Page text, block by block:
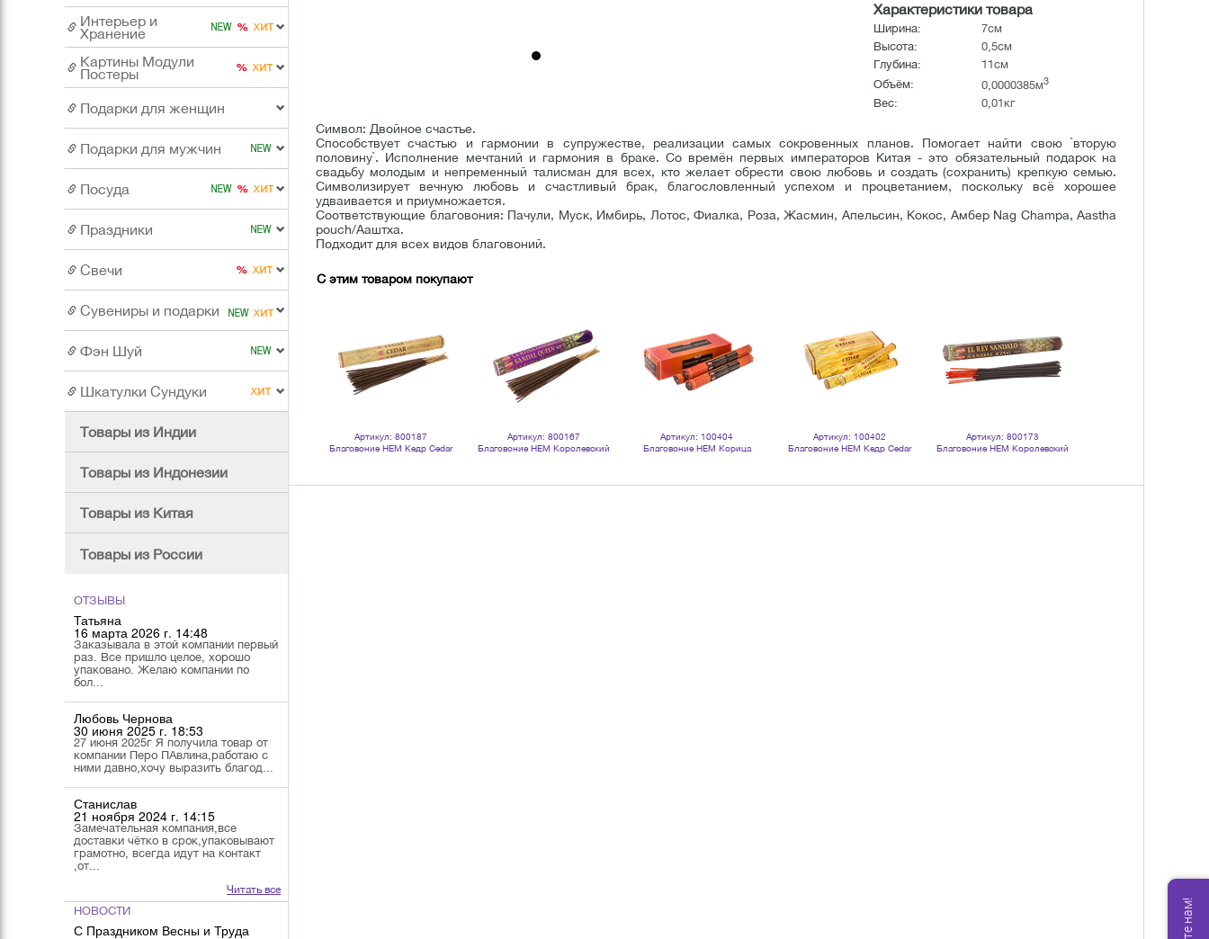
Интерьер и
Хранение
Картины Модули
Постеры
Подарки для женщин
Подарки для мужчин
Посуда
Праздники
Свечи
Сувениры и подарки
Фэн Шуй
Шкатулки Сундуки
Товары из Индии
Товары из Индонезии
Товары из Китая
Товары из России
ОТЗЫВЫ
Татьяна
16 марта 2026 г. 14:48
Заказывала в этой компании первый
раз. Все пришло целое, хорошо
упаковано. Желаю компании по
бол...
Любовь Чернова
30 июня 2025 г. 18:53
27 июня 2025г Я получила товар от
компании Перо ПАвлина,работаю с
ними давно,хочу выразить благод...
Станислав
21 ноября 2024 г. 14:15
Замечательная компания,все
доставки чётко в срок,упаковывают
грамотно, всегда идут на контакт
,от...
Читать все
НОВОСТИ
С Праздником Весны и Труда
Характеристики товара
Ширина:
7см
Высота:
0,5см
Глубина:
11см
Объём:
0,0000385м3
Вес: 0,01кг
Символ: Двойное счастье.
Способствует счастью и гармонии в супружестве, реализации самых сокровенных планов. Помогает найти свою `вторую
половину`. Исполнение мечтаний и гармония в браке. Со времён первых императоров Китая - это обязательный подарок на
свадьбу молодым и непременный талисман для всех, кто желает обрести свою любовь и создать (сохранить) крепкую семью.
Символизирует вечную любовь и счастливый брак, благословленный успехом и процветанием, поскольку всё хорошее
удваивается и приумножается.
Соответствующие благовония: Пачули, Муск, Имбирь, Лотос, Фиалка, Роза, Жасмин, Апельсин, Кокос, Амбер Nag Champa, Aastha
pouch/Ааштха.
Подходит для всех видов благовоний.
С этим товаром покупают
Артикул: 100058
упаковка 6 шт
Артикул: 800187
Благовоние HEM Кедр Cedar
Артикул: 800167
Благовоние HEM Королевский
Артикул: 100404
Благовоние HEM Корица
Артикул: 100402
Благовоние HEM Кедр Cedar
Артикул: 800173
Благовоние HEM Королевский